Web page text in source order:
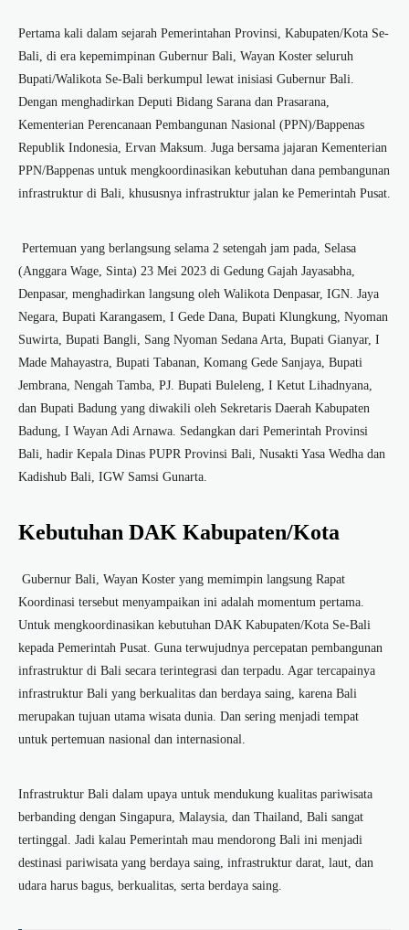
Pertama kali dalam sejarah Pemerintahan Provinsi, Kabupaten/Kota Se-
Bali, di era kepemimpinan Gubernur Bali, Wayan Koster seluruh
Bupati/Walikota Se-Bali berkumpul lewat inisiasi Gubernur Bali.
Dengan menghadirkan Deputi Bidang Sarana dan Prasarana,
Kementerian Perencanaan Pembangunan Nasional (PPN)/Bappenas
Republik Indonesia, Ervan Maksum. Juga bersama jajaran Kementerian
PPN/Bappenas untuk mengkoordinasikan kebutuhan dana pembangunan
infrastruktur di Bali, khususnya infrastruktur jalan ke Pemerintah Pusat.
Pertemuan yang berlangsung selama 2 setengah jam pada, Selasa
(Anggara Wage, Sinta) 23 Mei 2023 di Gedung Gajah Jayasabha,
Denpasar, menghadirkan langsung oleh Walikota Denpasar, IGN. Jaya
Negara, Bupati Karangasem, I Gede Dana, Bupati Klungkung, Nyoman
Suwirta, Bupati Bangli, Sang Nyoman Sedana Arta, Bupati Gianyar, I
Made Mahayastra, Bupati Tabanan, Komang Gede Sanjaya, Bupati
Jembrana, Nengah Tamba, PJ. Bupati Buleleng, I Ketut Lihadnyana,
dan Bupati Badung yang diwakili oleh Sekretaris Daerah Kabupaten
Badung, I Wayan Adi Arnawa. Sedangkan dari Pemerintah Provinsi
Bali, hadir Kepala Dinas PUPR Provinsi Bali, Nusakti Yasa Wedha dan
Kadishub Bali, IGW Samsi Gunarta.
Kebutuhan DAK Kabupaten/Kota
Gubernur Bali, Wayan Koster yang memimpin langsung Rapat
Koordinasi tersebut menyampaikan ini adalah momentum pertama.
Untuk mengkoordinasikan kebutuhan DAK Kabupaten/Kota Se-Bali
kepada Pemerintah Pusat. Guna terwujudnya percepatan pembangunan
infrastruktur di Bali secara terintegrasi dan terpadu. Agar tercapainya
infrastruktur Bali yang berkualitas dan berdaya saing, karena Bali
merupakan tujuan utama wisata dunia. Dan sering menjadi tempat
untuk pertemuan nasional dan internasional.
Infrastruktur Bali dalam upaya untuk mendukung kualitas pariwisata
berbanding dengan Singapura, Malaysia, dan Thailand, Bali sangat
tertinggal. Jadi kalau Pemerintah mau mendorong Bali ini menjadi
destinasi pariwisata yang berdaya saing, infrastruktur darat, laut, dan
udara harus bagus, berkualitas, serta berdaya saing.